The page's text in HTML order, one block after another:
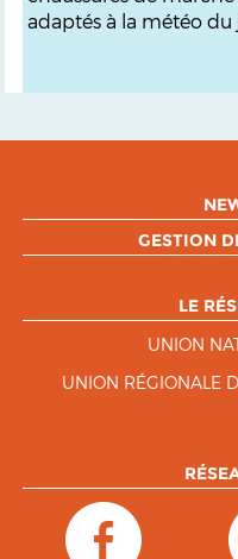
adaptés à la météo du
GESTION
LE
UNION
UNION RÉGIONALE